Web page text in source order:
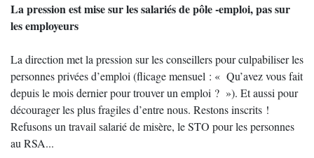
La pression est mise sur les salariés de pôle -emploi, pas sur
les employeurs
La direction met la pression sur les conseillers pour culpabiliser les
personnes privées d’emploi (flicage mensuel : « Qu’avez vous fait
depuis le mois dernier pour trouver un emploi ? »). Et aussi pour
décourager les plus fragiles d’entre nous. Restons inscrits !
Refusons un travail salarié de misère, le STO pour les personnes
au RSA...